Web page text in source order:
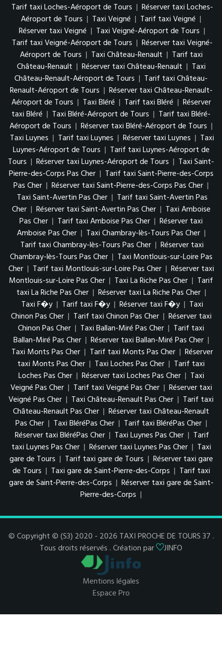
Tarif taxi Loches-Aéroport de Tours | Réserver taxi Loches-
Aéroport de Tours | Taxi Veigné | Tarif taxi Veigné |
Réserver taxi Veigné | Taxi Veigné-Aéroport de Tours |
Tarif taxi Veigné-Aéroport de Tours | Réserver taxi Veigné-
Aéroport de Tours | Taxi Château-Renault | Tarif taxi
Château-Renault | Réserver taxi Château-Renault | Taxi
Château-Renault-Aéroport de Tours | Tarif taxi Château-
Renault-Aéroport de Tours | Réserver taxi Château-Renault-
Aéroport de Tours | Taxi Bléré | Tarif taxi Bléré | Réserver
taxi Bléré | Taxi Bléré-Aéroport de Tours | Tarif taxi Bléré-
Aéroport de Tours | Réserver taxi Bléré-Aéroport de Tours |
Taxi Luynes | Tarif taxi Luynes | Réserver taxi Luynes | Taxi
Luynes-Aéroport de Tours | Tarif taxi Luynes-Aéroport de
Tours | Réserver taxi Luynes-Aéroport de Tours | Taxi Saint-
Pierre-des-Corps Pas Cher | Tarif taxi Saint-Pierre-des-Corps
Pas Cher | Réserver taxi Saint-Pierre-des-Corps Pas Cher |
Taxi Saint-Avertin Pas Cher | Tarif taxi Saint-Avertin Pas
Cher | Réserver taxi Saint-Avertin Pas Cher | Taxi Amboise
Pas Cher | Tarif taxi Amboise Pas Cher | Réserver taxi
Amboise Pas Cher | Taxi Chambray-lès-Tours Pas Cher |
Tarif taxi Chambray-lès-Tours Pas Cher | Réserver taxi
Chambray-lès-Tours Pas Cher | Taxi Montlouis-sur-Loire Pas
Cher | Tarif taxi Montlouis-sur-Loire Pas Cher | Réserver taxi
Montlouis-sur-Loire Pas Cher | Taxi La Riche Pas Cher | Tarif
taxi La Riche Pas Cher | Réserver taxi La Riche Pas Cher |
Taxi F�y | Tarif taxi F�y | Réserver taxi F�y | Taxi
Chinon Pas Cher | Tarif taxi Chinon Pas Cher | Réserver taxi
Chinon Pas Cher | Taxi Ballan-Miré Pas Cher | Tarif taxi
Ballan-Miré Pas Cher | Réserver taxi Ballan-Miré Pas Cher |
Taxi Monts Pas Cher | Tarif taxi Monts Pas Cher | Réserver
taxi Monts Pas Cher | Taxi Loches Pas Cher | Tarif taxi
Loches Pas Cher | Réserver taxi Loches Pas Cher | Taxi
Veigné Pas Cher | Tarif taxi Veigné Pas Cher | Réserver taxi
Veigné Pas Cher | Taxi Château-Renault Pas Cher | Tarif taxi
Château-Renault Pas Cher | Réserver taxi Château-Renault
Pas Cher | Taxi BléréPas Cher | Tarif taxi BléréPas Cher |
Réserver taxi BléréPas Cher | Taxi Luynes Pas Cher | Tarif
taxi Luynes Pas Cher | Réserver taxi Luynes Pas Cher | Taxi
gare de Tours | Tarif taxi gare de Tours | Réserver taxi gare
de Tours | Taxi gare de Saint-Pierre-des-Corps | Tarif taxi
gare de Saint-Pierre-des-Corps | Réserver taxi gare de Saint-
Pierre-des-Corps |
© Copyright © (S3) 2020 - 2026 TAXI PROCHE DE TOURS 37 .
Tous droits réservés . Création par
JINFO
Mentions légales
Espace Pro